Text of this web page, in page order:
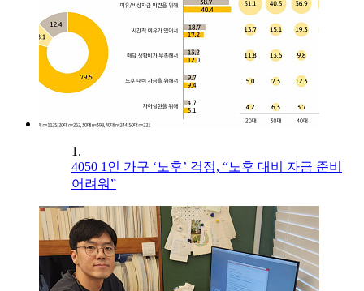
1.
4050 1인 가구 ‘노후’ 걱정, “노후 대비 자금 준비
어려워”